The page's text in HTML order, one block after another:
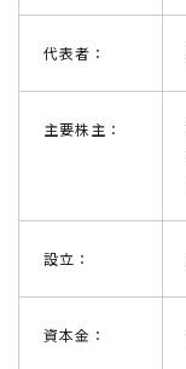
代表者：
主要株主：
設立：
資本金：